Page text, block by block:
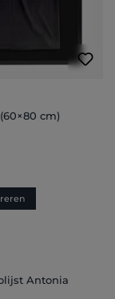
cm)
van 5 van 5
Antonia